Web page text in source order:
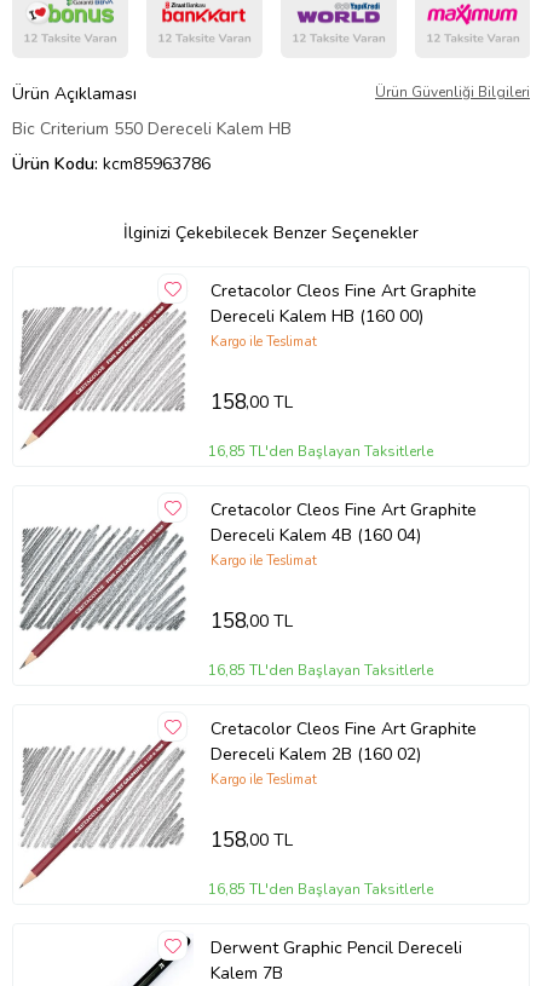
Ürün Açıklaması Ürün Güvenliği Bilgileri
Bic Criterium 550 Dereceli Kalem HB
Ürün Kodu: kcm85963786
İlginizi Çekebilecek Benzer Seçenekler
Cretacolor Cleos Fine Art Graphite
Dereceli Kalem HB (160 00)
Kargo ile Teslimat
158,00 TL
16,85 TL'den Başlayan Taksitlerle
Cretacolor Cleos Fine Art Graphite
Dereceli Kalem 4B (160 04)
Kargo ile Teslimat
158,00 TL
16,85 TL'den Başlayan Taksitlerle
Cretacolor Cleos Fine Art Graphite
Dereceli Kalem 2B (160 02)
Kargo ile Teslimat
158,00 TL
16,85 TL'den Başlayan Taksitlerle
Derwent Graphic Pencil Dereceli
Kalem 7B